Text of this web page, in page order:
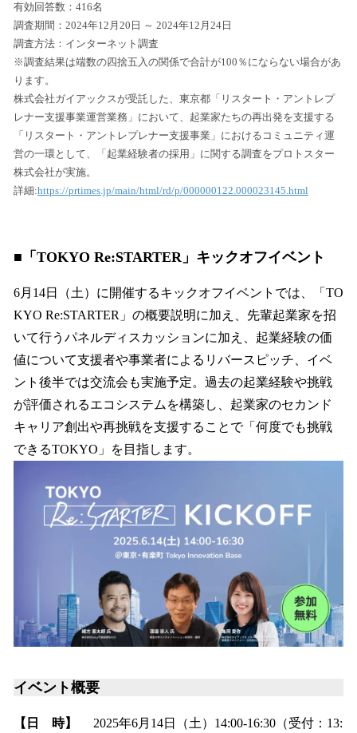
有効回答数：416名
調査期間：2024年12月20日 ～ 2024年12月24日
調査方法：インターネット調査
※調査結果は端数の四捨五入の関係で合計が100％にならない場合があ
ります。
株式会社ガイアックスが受託した、東京都「リスタート・アントレプ
レナー支援事業運営業務」において、起業家たちの再出発を支援する
「リスタート・アントレプレナー支援事業」におけるコミュニティ運
営の一環として、「起業経験者の採用」に関する調査をプロトスター
株式会社が実施。
詳細:https://prtimes.jp/main/html/rd/p/000000122.000023145.html
■ 「TOKYO Re:STARTER」キックオフイベント
6月14日（土）に開催するキックオフイベントでは、「TO
KYO Re:STARTER」の概要説明に加え、先輩起業家を招
いて行うパネルディスカッションに加え、起業経験の価
値について支援者や事業者によるリバースピッチ、イベ
ント後半では交流会も実施予定。過去の起業経験や挑戦
が評価されるエコシステムを構築し、起業家のセカンド
キャリア創出や再挑戦を支援することで「何度でも挑戦
できるTOKYO」を目指します。
イベント概要
【日 時】 2025年6月14日（土）14:00-16:30（受付：13: